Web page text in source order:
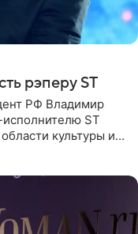
рэперу ST
РФ Владимир
исполнителю ST
культуры и